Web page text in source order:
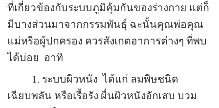
ที่เกี่ยวข้องกับระบบภูมิคุ้มกันของร่างกาย แต่ก็
มีบางส่วนมาจากกรรมพันธุ์ ฉะนั้นคุณพ่อคุณ
แม่หรือผู้ปกครอง ควรสังเกตอาการต่างๆ ที่พบ
ได้บ่อย อาทิ
1. ระบบผิวหนัง ได้แก่ ลมพิษชนิด
เฉียบพลัน หรือเรื้อรัง ผื่นผิวหนังอักเสบ บวม